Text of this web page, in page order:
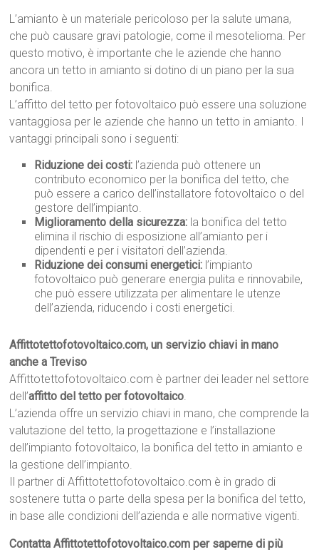
L’amianto è un materiale pericoloso per la salute umana,
che può causare gravi patologie, come il mesotelioma. Per
questo motivo, è importante che le aziende che hanno
ancora un tetto in amianto si dotino di un piano per la sua
bonifica.
L’affitto del tetto per fotovoltaico può essere una soluzione
vantaggiosa per le aziende che hanno un tetto in amianto. I
vantaggi principali sono i seguenti:
Riduzione dei costi: l’azienda può ottenere un
contributo economico per la bonifica del tetto, che
può essere a carico dell’installatore fotovoltaico o del
gestore dell’impianto.
Miglioramento della sicurezza: la bonifica del tetto
elimina il rischio di esposizione all’amianto per i
dipendenti e per i visitatori dell’azienda.
Riduzione dei consumi energetici: l’impianto
fotovoltaico può generare energia pulita e rinnovabile,
che può essere utilizzata per alimentare le utenze
dell’azienda, riducendo i costi energetici.
Affittotettofotovoltaico.com, un servizio chiavi in mano
anche a Treviso
Affittotettofotovoltaico.com è partner dei leader nel settore
dell’affitto del tetto per fotovoltaico.
L’azienda offre un servizio chiavi in mano, che comprende la
valutazione del tetto, la progettazione e l’installazione
dell’impianto fotovoltaico, la bonifica del tetto in amianto e
la gestione dell’impianto.
Il partner di Affittotettofotovoltaico.com è in grado di
sostenere tutta o parte della spesa per la bonifica del tetto,
in base alle condizioni dell’azienda e alle normative vigenti.
Contatta Affittotettofotovoltaico.com per saperne di più